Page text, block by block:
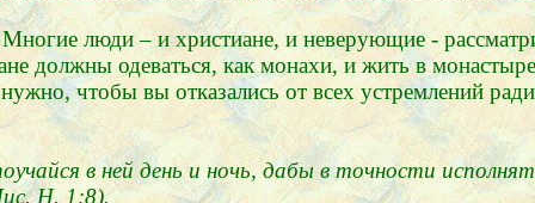
люди – и христиане, и неверующие -
должны одеваться, как монахи, и жить в
чтобы вы отказались от всех устремлений
в ней день и ночь, дабы в точности
Н. 1:8).